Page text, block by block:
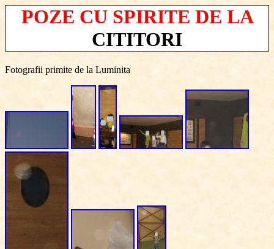
POZE CU SPIRITE DE LA
CITITORI
Fotografii primite de la Luminita